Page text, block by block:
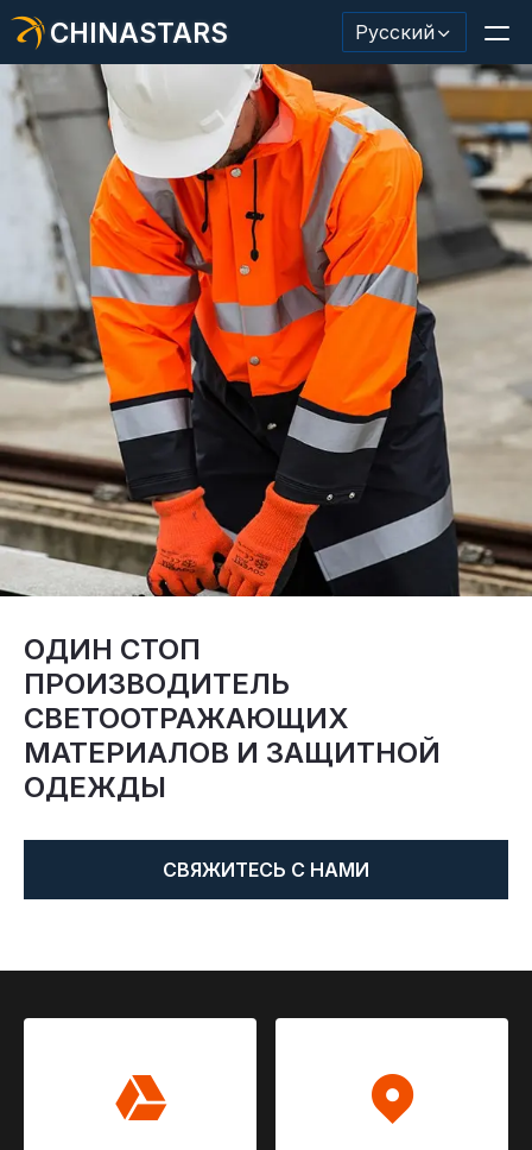
CHINASTARS Русский
Светоотражающий материал/лента
Модная светоотражающая ткань
Защитная одежда
Светящийся в темноте материал
Промышленная отделка для мытья
О КИНАССТАРС
Новый продукт
Сертификат
Каталог
Видео
Контакт
ОДИН СТОП
ПРОИЗВОДИТЕЛЬ
СВЕТООТРАЖАЮЩИХ
МАТЕРИАЛОВ И ЗАЩИТНОЙ
ОДЕЖДЫ
СВЯЖИТЕСЬ С НАМИ